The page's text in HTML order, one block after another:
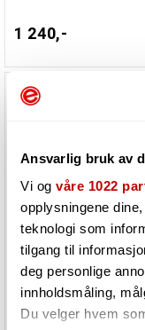
Ansvarlig bruk av
Vi og våre 1022
opplysningene
teknologi som
tilgang til
deg personlige
innholdsmåling,
Du velger hvem
1 240,-
Bundle (Download)